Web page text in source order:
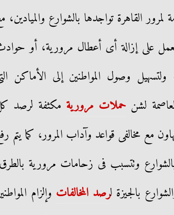
القاهرة تواجدها بالشوارع والميادين،
للعمل على إزالة أى أعطال مرورية، أو
وصول المواطنين إلى الأماكن
لشنحملات مروريةمكثفة لرصد
مع مخالفى قواعد وآداب المرور، كما يتم
وتتسبب فى زحامات مرورية
بالجيزة لرصد المخالفات وإلزام